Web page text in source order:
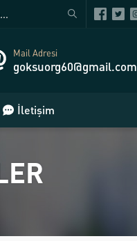
Mail Adresi
goksuorg60@gmail.com
İletişim